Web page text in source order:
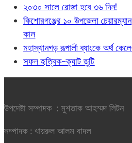
২০৩০ সালে রোজা হবে ৩৬ দিন!
কিশোরগঞ্জের ১০ উপজেলা
কাল
মহাস্থানগড় রূপালী ব্যাংকে অর্থ
সফল হৃত্বিক-ক্যাট জুটি
উপদেষ্টা সম্পাদক : মুশতাক আহম্মদ লিটন
সম্পাদক : খায়রুল আলম বাদল